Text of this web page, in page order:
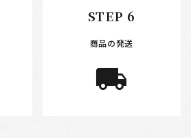
STEP 6
商品の発送
local_shipping